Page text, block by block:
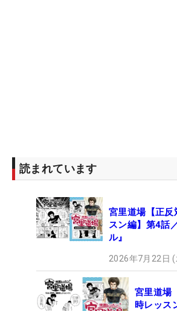
読まれています
宮里道場【正反
スン編】第4話
ル』
2026年7月22日
宮里道場
時レッス